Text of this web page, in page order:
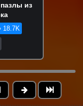
из
18.7K